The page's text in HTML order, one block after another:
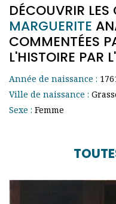
DÉCOUVRIR
MARGUERITE
COMMENTÉES
L'HISTOIRE PAR
Année de naissance :
Ville de naissance :
Sexe : Femme